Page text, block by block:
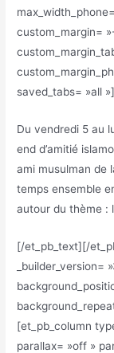
custom_margin=
saved_tabs= »all »]
Du vendredi 5 au
end d’amitié
ami musulman de
temps ensemble
autour du thème :
[/et_pb_text][/
_builder_version=
[et_pb_column
parallax= »off »